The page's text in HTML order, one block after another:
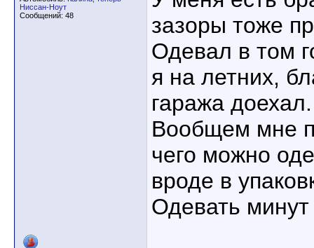
Ниссан-Ноут
Сообщений: 48
зазоры тоже
Одевал в том
я на летних,
гаража доехал.
Вообщем мне
чего можно
вроде в
Одевать